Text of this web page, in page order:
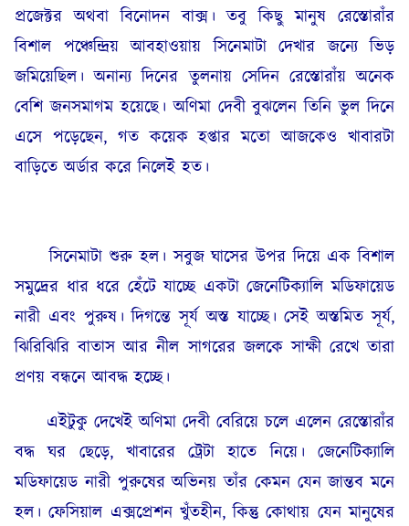
প্রজেক্টর অথবা বিনোদন বাক্স। তবু কিছু মানুষ রেস্তোরাঁর
বিশাল পঞ্চেন্দ্রিয় আবহাওয়ায় সিনেমাটা দেখার জন্যে ভিড়
জমিয়েছিল। অনান্য দিনের তুলনায় সেদিন রেস্তোরাঁয় অনেক
বেশি জনসমাগম হয়েছে। অণিমা দেবী বুঝলেন তিনি ভুল দিনে
এসে পড়েছেন, গত কয়েক হপ্তার মতো আজকেও খাবারটা
বাড়িতে অর্ডার করে নিলেই হত।
সিনেমাটা শুরু হল। সবুজ ঘাসের উপর দিয়ে এক বিশাল
সমুদ্রের ধার ধরে হেঁটে যাচ্ছে একটা জেনেটিক্যালি মডিফায়েড
নারী এবং পুরুষ। দিগন্তে সূর্য অস্ত যাচ্ছে। সেই অস্তমিত সূর্য,
ঝিরিঝিরি বাতাস আর নীল সাগরের জলকে সাক্ষী রেখে তারা
প্রণয় বন্ধনে আবদ্ধ হচ্ছে।
এইটুকু দেখেই অণিমা দেবী বেরিয়ে চলে এলেন রেস্তোরাঁর
বদ্ধ ঘর ছেড়ে, খাবারের ট্রেটা হাতে নিয়ে। জেনেটিক্যালি
মডিফায়েড নারী পুরুষের অভিনয় তাঁর কেমন যেন জান্তব মনে
হল। ফেসিয়াল এক্সপ্রেশন খুঁতহীন, কিন্তু কোথায় যেন মানুষের